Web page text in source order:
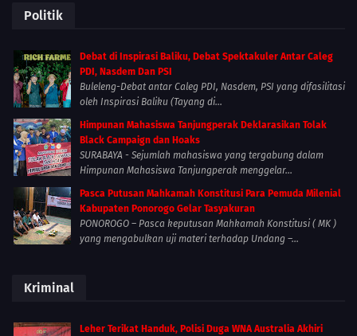
Politik
Debat di Inspirasi Baliku, Debat Spektakuler Antar Caleg
PDI, Nasdem Dan PSI
Buleleng-Debat antar Caleg PDI, Nasdem, PSI yang difasilitasi
oleh Inspirasi Baliku (Tayang di...
Himpunan Mahasiswa Tanjungperak Deklarasikan Tolak
Black Campaign dan Hoaks
SURABAYA - Sejumlah mahasiswa yang tergabung dalam
Himpunan Mahasiswa Tanjungperak menggelar...
Pasca Putusan Mahkamah Konstitusi Para Pemuda Milenial
Kabupaten Ponorogo Gelar Tasyakuran
PONOROGO – Pasca keputusan Mahkamah Konstitusi ( MK )
yang mengabulkan uji materi terhadap Undang –...
Kriminal
Leher Terikat Handuk, Polisi Duga WNA Australia Akhiri